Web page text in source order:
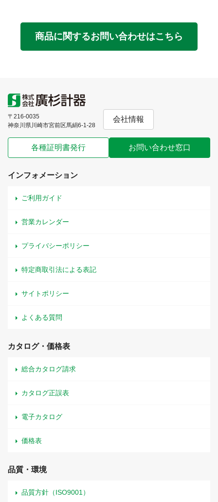
商品に関するお問い合わせはこちら
〒216-0035
神奈川県川崎市宮前区馬絹6-1-28
会社情報
各種証明書発行 お問い合わせ窓口
インフォメーション
ご利用ガイド
営業カレンダー
プライバシーポリシー
特定商取引法による表記
サイトポリシー
よくある質問
カタログ・価格表
総合カタログ請求
カタログ正誤表
電子カタログ
価格表
品質・環境
品質方針（ISO9001）